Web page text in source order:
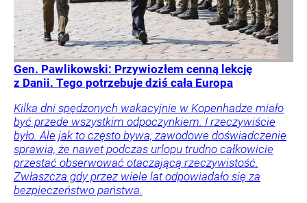
Gen. Pawlikowski: Przywiozłem cenną lekcję
z Danii. Tego potrzebuje dziś cała Europa
Kilka dni spędzonych wakacyjnie w Kopenhadze miało
być przede wszystkim odpoczynkiem. I rzeczywiście
było. Ale jak to często bywa, zawodowe doświadczenie
sprawia, że nawet podczas urlopu trudno całkowicie
przestać obserwować otaczającą rzeczywistość.
Zwłaszcza gdy przez wiele lat odpowiadało się za
bezpieczeństwo państwa.